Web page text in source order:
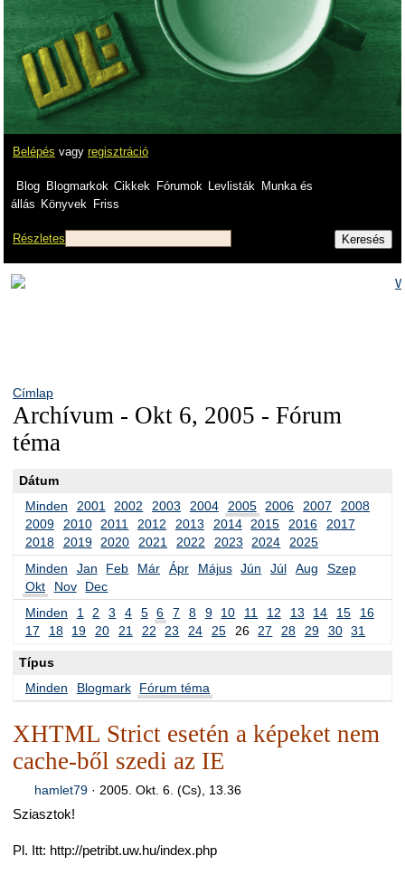
Belépés vagy regisztráció
Blog Blogmarkok Cikkek Fórumok Levlisták
Munka és
állás Könyvek Friss
Részletes
Címlap
Archívum - Okt 6, 2005 - Fórum
téma
Dátum
Minden
2001 2002 2003 2004 2005 2006 2007
2008
2009
2010 2011 2012 2013 2014 2015 2016
2017
2018
2019 2020 2021 2022 2023 2024
2025
Minden
Jan Feb Már Ápr Május Jún Júl Aug
Szep
Okt
Nov
Dec
Minden
1 2 3 4 5 6 7 8 9 10 11 12 13 14 15
16
17
18 19 20 21 22 23 24 25 26 27 28 29 30 31
Típus
Minden
Blogmark Fórum téma
XHTML Strict esetén a képeket nem
cache-ből szedi az IE
hamlet79· 2005. Okt. 6. (Cs), 13.36
Sziasztok!
Pl. Itt: http://petribt.uw.hu/index.php